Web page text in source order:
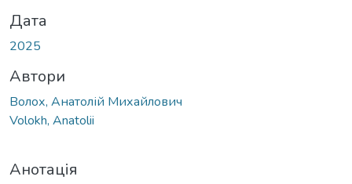
Дата
2025
Автори
Волох, Анатолій Михайлович
Volokh, Anatolii
Анотація